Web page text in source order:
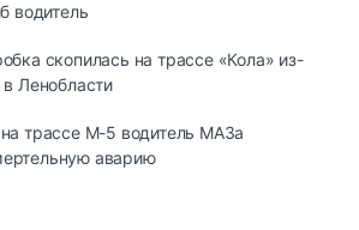
водитель
скопилась на трассе «Кола» из-
Ленобласти
трассе М-5 водитель МАЗа
аварию